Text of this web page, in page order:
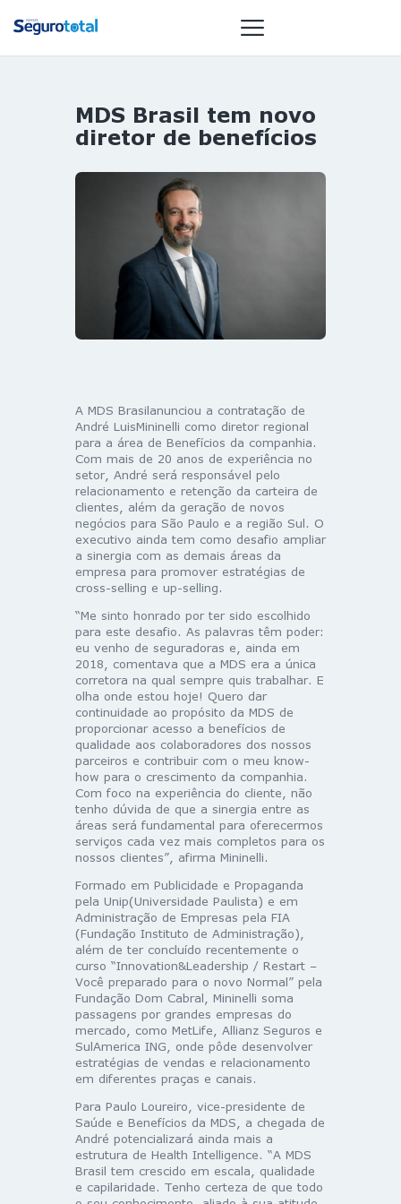
NOTÍCIAS
ESPECIAIS
GAIVOTA DE
OURO
ST SUMMIT
MULHERES
GESTORAS
HOMEST
MDS Brasil tem novo
diretor de benefícios
A MDS Brasilanunciou a contratação de
André LuisMininelli como diretor regional
para a área de Benefícios da companhia.
Com mais de 20 anos de experiência no
setor, André será responsável pelo
relacionamento e retenção da carteira de
clientes, além da geração de novos
negócios para São Paulo e a região Sul. O
executivo ainda tem como desafio ampliar
a sinergia com as demais áreas da
empresa para promover estratégias de
cross-selling e up-selling.
“Me sinto honrado por ter sido escolhido
para este desafio. As palavras têm poder:
eu venho de seguradoras e, ainda em
2018, comentava que a MDS era a única
corretora na qual sempre quis trabalhar. E
olha onde estou hoje! Quero dar
continuidade ao propósito da MDS de
proporcionar acesso a benefícios de
qualidade aos colaboradores dos nossos
parceiros e contribuir com o meu know-
how para o crescimento da companhia.
Com foco na experiência do cliente, não
tenho dúvida de que a sinergia entre as
áreas será fundamental para oferecermos
serviços cada vez mais completos para os
nossos clientes”, afirma Mininelli.
Formado em Publicidade e Propaganda
pela Unip(Universidade Paulista) e em
Administração de Empresas pela FIA
(Fundação Instituto de Administração),
além de ter concluído recentemente o
curso “Innovation&Leadership / Restart –
Você preparado para o novo Normal” pela
Fundação Dom Cabral, Mininelli soma
passagens por grandes empresas do
mercado, como MetLife, Allianz Seguros e
SulAmerica ING, onde pôde desenvolver
estratégias de vendas e relacionamento
em diferentes praças e canais.
Para Paulo Loureiro, vice-presidente de
Saúde e Benefícios da MDS, a chegada de
André potencializará ainda mais a
estrutura de Health Intelligence. “A MDS
Brasil tem crescido em escala, qualidade
e capilaridade. Tenho certeza de que todo